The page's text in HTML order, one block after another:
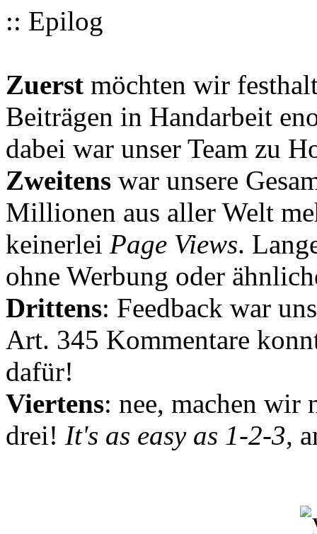
:: Epilog
Zuerst möchten wir
Beiträgen in Handarbeit
dabei war unser Team zu
Zweitens war unsere
Millionen aus aller Welt
keinerlei Page Views.
ohne Werbung oder
Drittens: Feedback war
Art. 345 Kommentare
dafür!
Viertens: nee, machen wir
drei! It's as easy as 1-2-3,